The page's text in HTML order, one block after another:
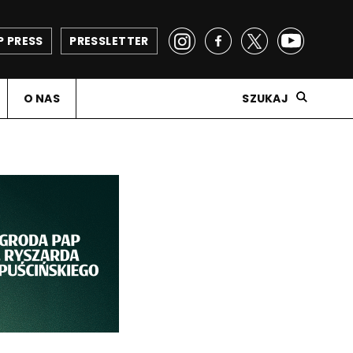
PRESSLETTER
PRESS
O NAS SZUKAJ